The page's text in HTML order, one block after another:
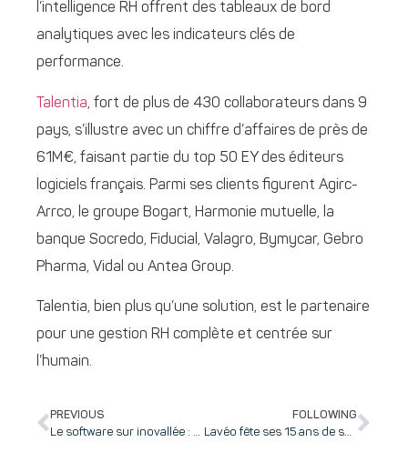
l’intelligence RH offrent des tableaux de bord
analytiques avec les indicateurs clés de
performance.
Talentia, fort de plus de 430 collaborateurs dans 9
pays, s’illustre avec un chiffre d’affaires de près de
61M€, faisant partie du top 50 EY des éditeurs
logiciels français. Parmi ses clients figurent Agirc-
Arrco, le groupe Bogart, Harmonie mutuelle, la
banque Socredo, Fiducial, Valagro, Bymycar, Gebro
Pharma, Vidal ou Antea Group.
Talentia, bien plus qu’une solution, est le partenaire
pour une gestion RH complète et centrée sur
l’humain.
PREVIOUS
Le software sur inovallée : une filière historique qui représente 1/3 des entreprises (108 acteurs), la moitié des emplois (4370) et 100% des activités de Recherche !
FOLLOWING
Lavéo fête ses 15 ans de succès dans le nettoyage sans eau des véhicules et l’insertion économique